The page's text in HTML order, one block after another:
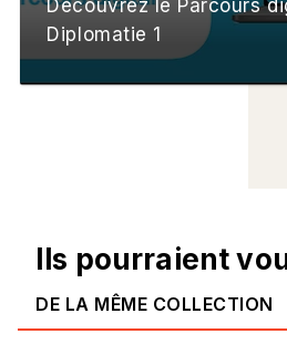
Découvrez le Parcours
Diplomatie 1
Ils pourraient
DE LA MÊME COLLECTION